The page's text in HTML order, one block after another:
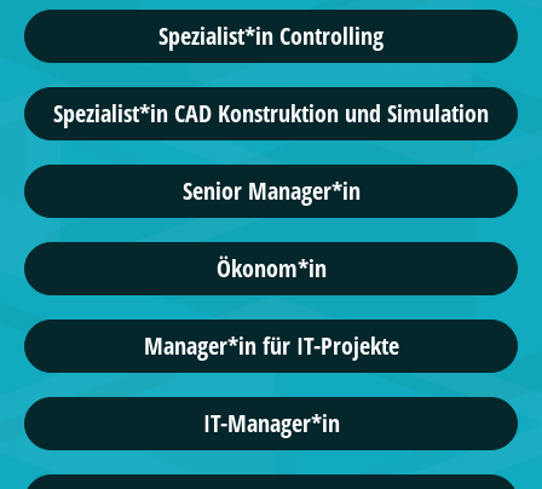
Spezialist*in Controlling
Spezialist*in CAD Konstruktion und Simulation
Senior Manager*in
Ökonom*in
Manager*in für IT-Projekte
IT-Manager*in